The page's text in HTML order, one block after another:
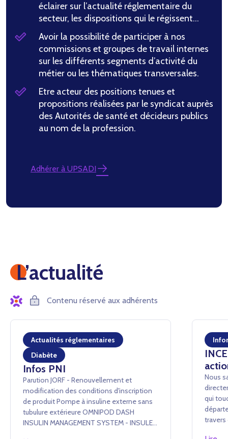
éclairer sur l’actualité réglementaire du
secteur, les dispositions qui le régissent…
Avoir la possibilité de participer à nos
commissions et groupes de travail internes
sur les différents segments d’activité du
métier ou les thématiques transversales.
Etre acteur des positions tenues et
propositions réalisées par le syndicat auprès
des Autorités de santé et décideurs publics
au nom de la profession.
Adhérer à UPSADI
L’actualité
Contenu réservé aux adhérents
Actualités réglementaires
Diabète
Infos PNI
Parution JORF - Renouvellement et
modification des conditions d'inscription
de produit Pompe à insuline externe sans
tubulure extérieure OMNIPOD DASH
INSULIN MANAGEMENT SYSTEM - INSULET
Nous
qui